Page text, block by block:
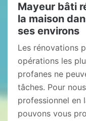
Mayeur bâti
la maison
ses environs
Les rénovations
opérations les
profanes ne
tâches. Pour
professionnel en
pouvons vous